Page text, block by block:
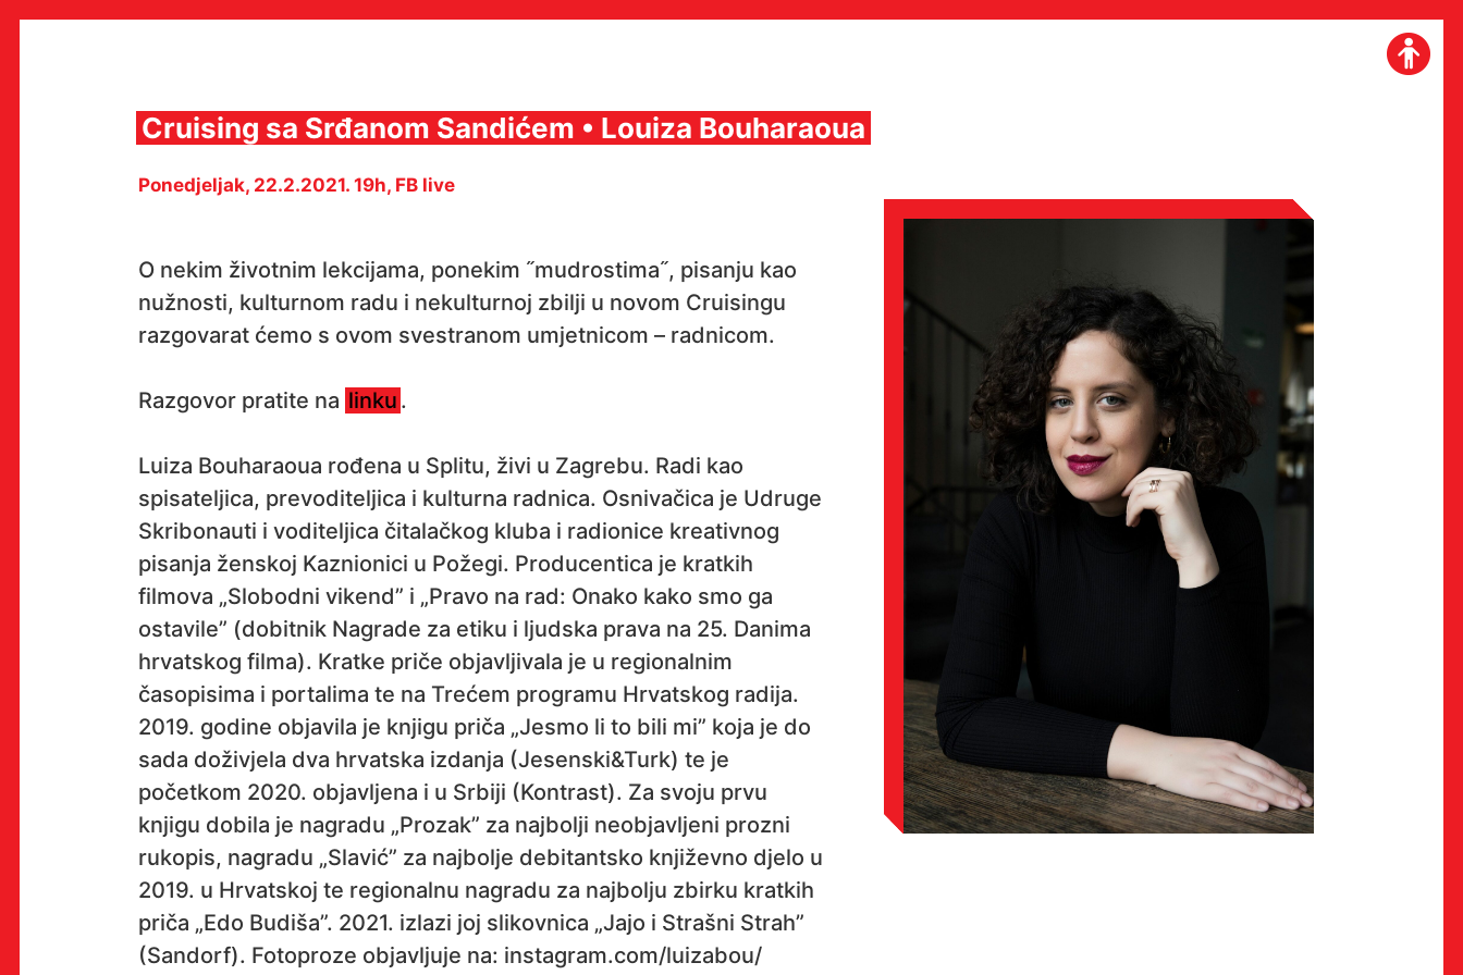
MULTIMEDIJALNI INSTITUT
PROGRAMI I PROJEKTI
IZDAVAŠTVO
SURADNJE
OK!
PRETPLATI SE
PROSTOR
Multimedijalni institut
(net.kulturni klub MaMa)
Preradovićeva 18,
10000 Zagreb
Cruising sa Srđanom Sandićem • Louiza Bouharaoua
Ponedjeljak, 22.2.2021. 19h, FB live
O nekim životnim lekcijama, ponekim ˝mudrostima˝, pisanju kao
nužnosti, kulturnom radu i nekulturnoj zbilji u novom Cruisingu
razgovarat ćemo s ovom svestranom umjetnicom – radnicom.
Razgovor pratite na linku .
Luiza Bouharaoua rođena u Splitu, živi u Zagrebu. Radi kao
spisateljica, prevoditeljica i kulturna radnica. Osnivačica je Udruge
Skribonauti i voditeljica čitalačkog kluba i radionice kreativnog
pisanja ženskoj Kaznionici u Požegi. Producentica je kratkih
filmova „Slobodni vikend” i „Pravo na rad: Onako kako smo ga
ostavile” (dobitnik Nagrade za etiku i ljudska prava na 25. Danima
hrvatskog filma). Kratke priče objavljivala je u regionalnim
časopisima i portalima te na Trećem programu Hrvatskog radija.
2019. godine objavila je knjigu priča „Jesmo li to bili mi” koja je do
sada doživjela dva hrvatska izdanja (Jesenski&Turk) te je
početkom 2020. objavljena i u Srbiji (Kontrast). Za svoju prvu
knjigu dobila je nagradu „Prozak” za najbolji neobjavljeni prozni
rukopis, nagradu „Slavić” za najbolje debitantsko književno djelo u
2019. u Hrvatskoj te regionalnu nagradu za najbolju zbirku kratkih
priča „Edo Budiša”. 2021. izlazi joj slikovnica „Jajo i Strašni Strah”
(Sandorf). Fotoproze objavljuje na: instagram.com/luizabou/